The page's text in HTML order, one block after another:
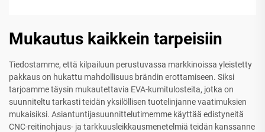
Mukautus kaikkein tarpeisiin
Tiedostamme, että kilpailuun perustuvassa markkinoissa yleistetty
pakkaus on hukattu mahdollisuus brändin erottamiseen. Siksi
tarjoamme täysin mukautettavia EVA-kumitulosteita, jotka on
suunniteltu tarkasti teidän yksilöllisen tuotelinjanne vaatimuksien
mukaisiksi. Asiantuntijasuunnittelutimemme käyttää edistyneitä
CNC-reitinohjaus- ja tarkkuusleikkausmenetelmiä teidän kanssanne